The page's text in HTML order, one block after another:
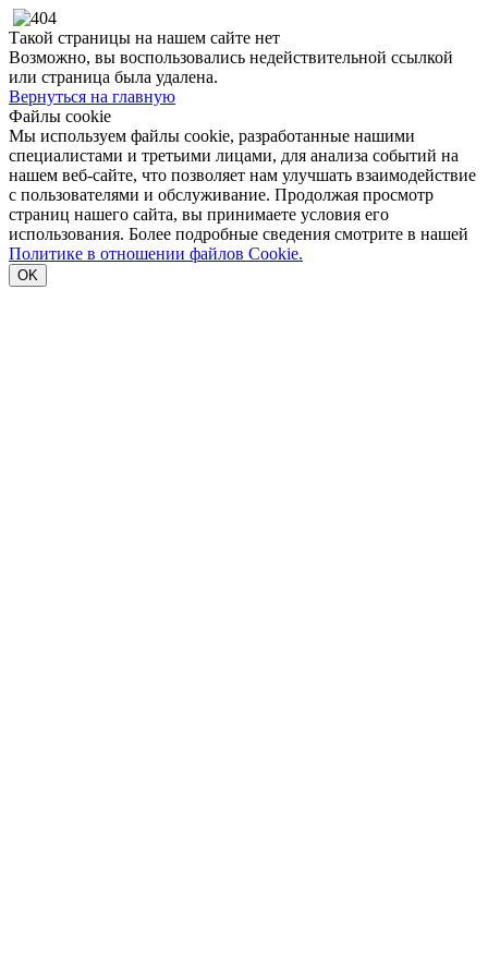
Такой страницы на нашем сайте нет
Возможно, вы воспользовались недействительной ссылкой
или страница была удалена.
Вернуться на главную
Файлы cookie
Мы используем файлы cookie, разработанные нашими
специалистами и третьими лицами, для анализа событий на
нашем веб-сайте, что позволяет нам улучшать взаимодействие
с пользователями и обслуживание. Продолжая просмотр
страниц нашего сайта, вы принимаете условия его
использования. Более подробные сведения смотрите в нашей
Политике в отношении файлов Cookie.
OK